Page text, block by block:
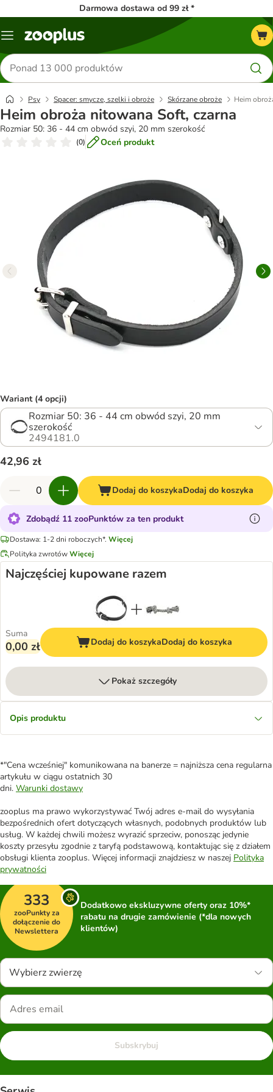
Darmowa dostawa od 99 zł *
Menu
Szukaj
produktów
Psy Spacer: smycze, szelki i obroże Skórzane obroże Heim
Heim obroża nitowana Soft, czarna
Rozmiar 50: 36 - 44 cm obwód szyi, 20 mm szerokość
(0) Oceń produkt
Wariant (4 opcji)
Rozmiar 50: 36 - 44 cm obwód szyi, 20 mm
szerokość
2494181.0
42,96 zł
Dodaj do koszykaDodaj do koszyka
Zdobądź 11 zooPunktów za ten produkt
Dostawa: 1-2 dni roboczych*. Więcej
Polityka zwrotówWięcej
Najczęściej kupowane razem
Suma
0,00 zł Dodaj do koszykaDodaj do koszyka
Pokaż szczegóły
Opis produktu
*"Cena wcześniej" komunikowana na banerze = najniższa cena regularna
artykułu w ciągu ostatnich 30
dni. Warunki dostawy
zooplus ma prawo wykorzystywać Twój adres e-mail do wysyłania
bezpośrednich ofert dotyczących własnych, podobnych produktów lub
usług. W każdej chwili możesz wyrazić sprzeciw, ponosząc jedynie
koszty przesyłu zgodnie z taryfą podstawową, kontaktując się z działem
obsługi klienta zooplus. Więcej informacji znajdziesz w naszej Polityka
prywatności
333
zooPunkty za
dołączenie do
Newslettera
Dodatkowo ekskluzywne oferty oraz 10%*
rabatu na drugie zamówienie (*dla nowych
klientów)
Wybierz zwierzę
Subskrybuj